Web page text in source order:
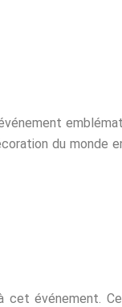
du monde
cet événement.